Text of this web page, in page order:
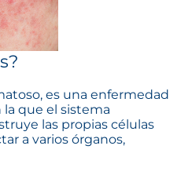
es una enfermedad
que el sistema
las propias células
a varios órganos,